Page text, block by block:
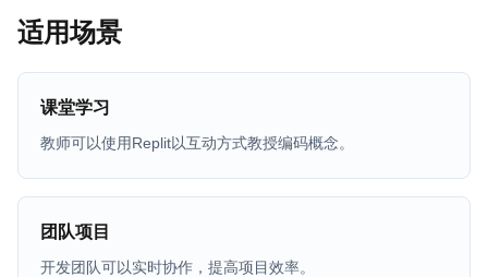
适用场景
课堂学习
教师可以使用Replit以互动方式教授编码概念。
团队项目
开发团队可以实时协作，提高项目效率。